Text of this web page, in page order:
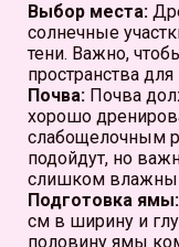
Выбор места:
солнечные
тени. Важно,
пространства
Почва: Почва
хорошо
слабощелочным
подойдут, но
слишком
Подготовка ямы:
см в ширину и
половину ямы